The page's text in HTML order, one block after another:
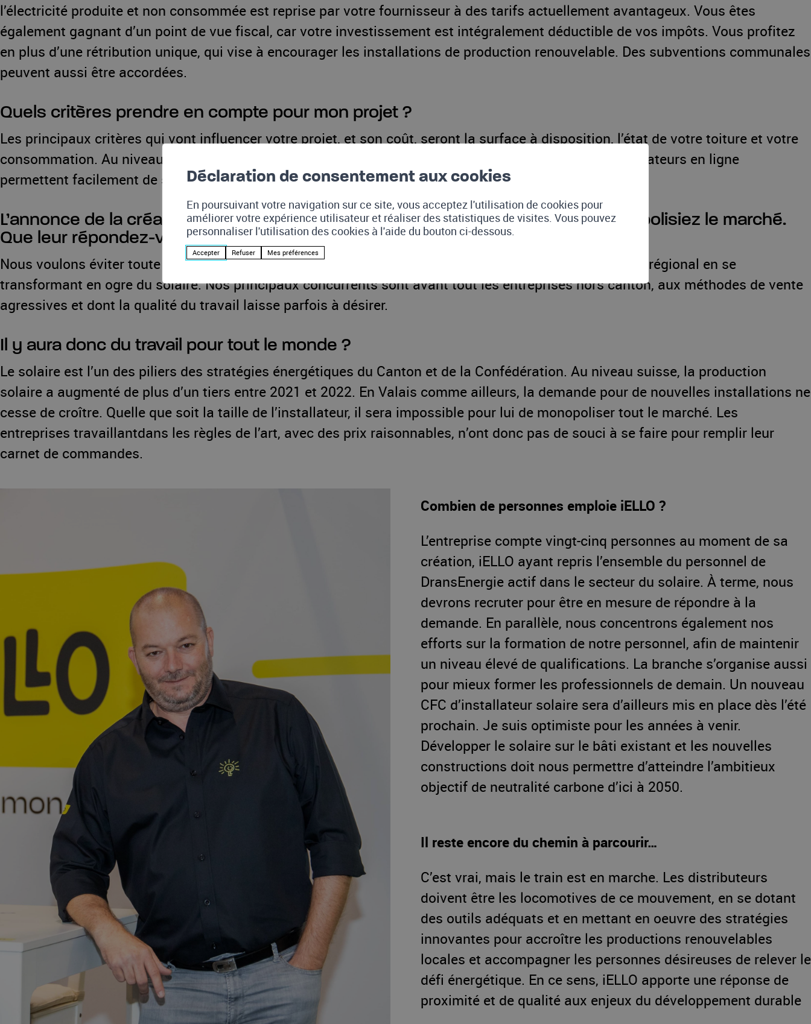
l’électricité produite et non consommée est reprise par votre fournisseur à des tarifs actuellement avantageux. Vous êtes
également gagnant d’un point de vue fiscal, car votre investissement est intégralement déductible de vos impôts. Vous profitez
en plus d’une rétribution unique, qui vise à encourager les installations de production renouvelable. Des subventions communales
peuvent aussi être accordées.
Quels critères prendre en compte pour mon projet ?
Les principaux critères qui vont influencer votre projet, et son coût, seront la surface à disposition, l’état de votre toiture et votre
consommation. Au niveau de la production, le facteur d’ensoleillement aura aussi un impact. Des calculateurs en ligne
permettent facilement de se faire une idée du prix et du rendement de votre future installation.
L’annonce de la création de iELLO a surpris ceux qui craignent que vous ne monopolisiez le marché.
Que leur répondez-vous ?
Nous voulons éviter toute mauvaise interprétation. iELLO n’a aucune intention de phagocyter le marché régional en se
transformant en ogre du solaire. Nos principaux concurrents sont avant tout les entreprises hors canton, aux méthodes de vente
agressives et dont la qualité du travail laisse parfois à désirer.
Il y aura donc du travail pour tout le monde ?
Le solaire est l’un des piliers des stratégies énergétiques du Canton et de la Confédération. Au niveau suisse, la production
solaire a augmenté de plus d’un tiers entre 2021 et 2022. En Valais comme ailleurs, la demande pour de nouvelles installations ne
cesse de croître. Quelle que soit la taille de l’installateur, il sera impossible pour lui de monopoliser tout le marché. Les
entreprises travaillantdans les règles de l’art, avec des prix raisonnables, n’ont donc pas de souci à se faire pour remplir leur
carnet de commandes.
Combien de personnes emploie iELLO ?
L’entreprise compte vingt-cinq personnes au moment de sa
création, iELLO ayant repris l’ensemble du personnel de
DransEnergie actif dans le secteur du solaire. À terme, nous
devrons recruter pour être en mesure de répondre à la
demande. En parallèle, nous concentrons également nos
efforts sur la formation de notre personnel, afin de maintenir
un niveau élevé de qualifications. La branche s’organise aussi
pour mieux former les professionnels de demain. Un nouveau
CFC d’installateur solaire sera d’ailleurs mis en place dès l’été
prochain. Je suis optimiste pour les années à venir.
Développer le solaire sur le bâti existant et les nouvelles
constructions doit nous permettre d’atteindre l’ambitieux
objectif de neutralité carbone d’ici à 2050.
Il reste encore du chemin à parcourir…
C’est vrai, mais le train est en marche. Les distributeurs
doivent être les locomotives de ce mouvement, en se dotant
des outils adéquats et en mettant en oeuvre des stratégies
innovantes pour accroître les productions renouvelables
locales et accompagner les personnes désireuses de relever le
défi énergétique. En ce sens, iELLO apporte une réponse de
proximité et de qualité aux enjeux du développement durable
Déclaration de consentement aux cookies
En poursuivant votre navigation sur ce site, vous acceptez l'utilisation de cookies pour
améliorer votre expérience utilisateur et réaliser des statistiques de visites. Vous pouvez
personnaliser l'utilisation des cookies à l'aide du bouton ci-dessous.
Accepter Refuser Mes préférences